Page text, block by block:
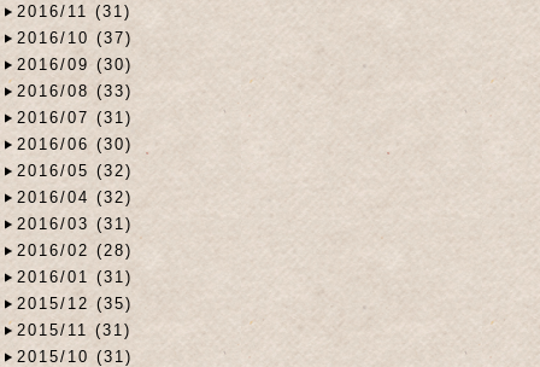
2016/11 (31)
2016/10 (37)
2016/09 (30)
2016/08 (33)
2016/07 (31)
2016/06 (30)
2016/05 (32)
2016/04 (32)
2016/03 (31)
2016/02 (28)
2016/01 (31)
2015/12 (35)
2015/11 (31)
2015/10 (31)